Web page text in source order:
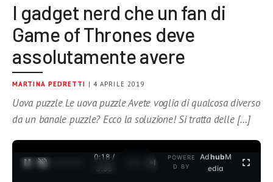
I gadget nerd che un fan di
Game of Thrones deve
assolutamente avere
MARTINA PEDRETTI | 4 APRILE 2019
Uova puzzle Le uova puzzle Avete voglia di qualcosa diverso
da un banale puzzle? Ecco la soluzione! Si tratta delle […]
0:19 /
3:35
POWERE
D BY
AdhubM
edia